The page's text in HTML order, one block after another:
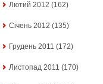
Лютий 2012 (162)
Січень 2012 (135)
Грудень 2011 (172)
Листопад 2011 (170)